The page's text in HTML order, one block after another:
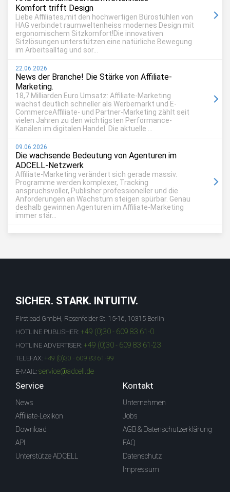
Komfort trifft Design
Liebe Affiliates,mit den hochwertigen Bürostühlen von
HAG verbindet raumweltenheiss modernes Design mit
ergonomischem Sitzkomfort!Die innovativen
Sitzlösungen unterstützen eine natürliche Bewegung
im Arbeitsalltag und sor...
22.06.2026
News der Branche! Die Stärke von Affiliate-
Marketing.
18,7 Milliarden Euro Umsatz: Affiliate-Marketing
wächst deutlich schneller als Werbemarkt und E-
CommerceAffiliate- und Partner-Marketing zählt seit
vielen Jahren zu den wichtigsten Performance-
Kanälen im digitalen Handel. Die aktuelle ...
09.06.2026
Die wachsende Bedeutung von Agenturen im
ADCELL-Netzwerk
Affiliate-Marketing verändert sich gerade massiv.
Programme werden komplexer, Tracking
anspruchsvoller, Publisher professioneller und die
Anforderungen an Wachstum steigen spürbar. Genau
deshalb gewinnen Agenturen im Affiliate-Marketing
immer stär...
SICHER. STARK. INTUITIV.
Firstlead GmbH, Rosenfelder St. 15-16, 10315 Berlin
HOTLINE PUBLISHER: +49 (0)30 - 609 83 61-0
HOTLINE ADVERTISER: +49 (0)30 - 609 83 61-23
TELEFAX: +49 (0)30 - 609 83 61-99
E-MAIL: service@adcell.de
Service
News
Affiliate-Lexikon
Download
API
Unterstütze ADCELL
Kontakt
Unternehmen
Jobs
AGB & Datenschutzerklärung
FAQ
Datenschutz
Impressum